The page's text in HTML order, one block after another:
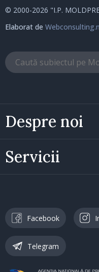
Despre noi
Servicii
© 2000-2026 "I.P.
Elaborat de
Facebook
Telegram